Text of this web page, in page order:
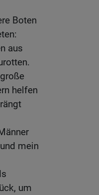
Boten
aus
helfen
mein
um